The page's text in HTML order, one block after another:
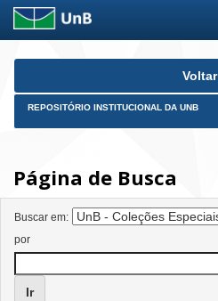
Skip
Voltar
REPOSITÓRIO INSTITUCIONAL DA UNB
Página de Busca
Buscar em:
por